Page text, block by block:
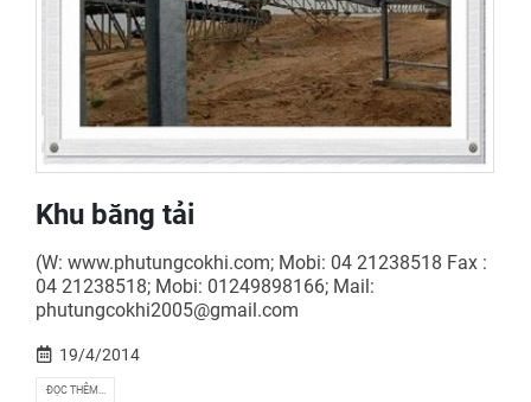
Khu băng tải
(W: www.phutungcokhi.com; Mobi: 04 21238518 Fax :
04 21238518; Mobi: 01249898166; Mail:
phutungcokhi2005@gmail.com
19/4/2014
ĐỌC THÊM...